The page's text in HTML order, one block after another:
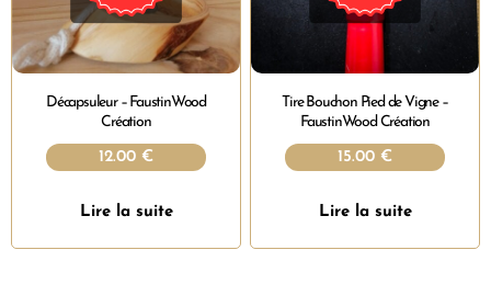
Décapsuleur – FaustinWood
Création
12.00 €
Lire la suite
Tire Bouchon Pied de Vigne –
FaustinWood Création
15.00 €
Lire la suite